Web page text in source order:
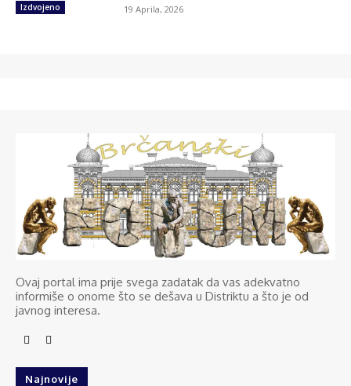
Izdvojeno 19 Aprila, 2026
Ovaj portal ima prije svega zadatak da vas adekvatno
informiše o onome što se dešava u Distriktu a što je od
javnog interesa.
Najnovije